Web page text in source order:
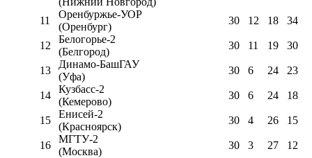
11
Оренбуржье-УОР
(Оренбург)
30 12 18 34
12
Белогорье-2
(Белгород)
30 11 19 30
13
Динамо-БашГАУ
(Уфа)
30 6 24 23
14
Кузбасс-2
(Кемерово)
30 6 24 18
15
Енисей-2
(Красноярск)
30 4 26 15
16
МГТУ-2
(Москва)
30 3 27 12